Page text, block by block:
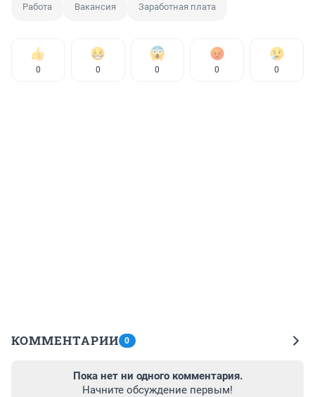
Работа Вакансия Заработная плата
0 0 0 0 0
КОММЕНТАРИИ 0
Пока нет ни одного комментария.
Начните обсуждение первым!